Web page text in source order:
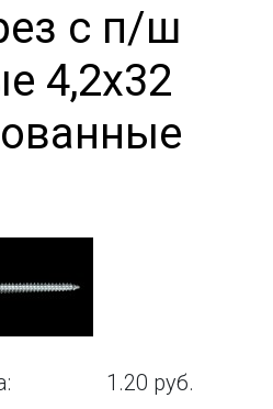
с п/ш
4,2х32
1.20 руб.